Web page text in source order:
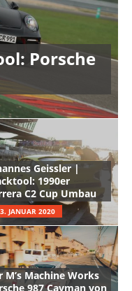
Porsche
Geissler |
1990er
C2 Cup Umbau
JANUAR 2020
M’s Machine Works
987 Cayman von